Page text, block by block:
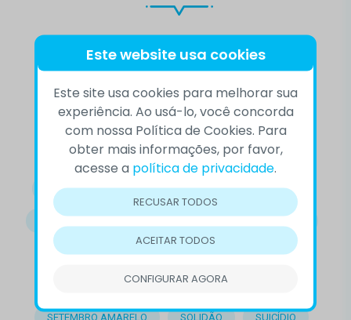
10 DE SETEMBRO ACEITAÇÃO
AUTOCONHECIMENTO BEM-ESTAR
COMPORTAMENTO COMPREENSÃO
CONFLITOS CVV DEPRESSÃO
DESTAQUE DOENÇAS MENTAIS EMOÇÕES
EMPATIA LUTO OUTROS PRECONCEITO
PREVENÇÃO DO SUICÍDIO RELACIONAMENTOS
SAÚDE EMOCIONAL SAÚDE MENTAL
SETEMBRO AMARELO SOLIDÃO SUICÍDIO
Este website usa cookies
Este site usa cookies para melhorar sua
experiência. Ao usá-lo, você concorda
com nossa Política de Cookies. Para
obter mais informações, por favor,
acesse a política de privacidade.
RECUSAR TODOS
ACEITAR TODOS
CONFIGURAR AGORA